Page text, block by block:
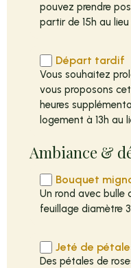
pouvez prendre
partir de 15h au lieu
Départ tardif
Vous souhaitez
vous proposons
heures
logement à 13h au
Ambiance &
Bouquet
Un rond avec bulle
feuillage diamètre
Jeté de
Des pétales de